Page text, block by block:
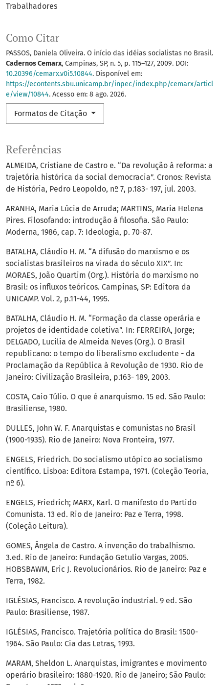
Trabalhadores
Como Citar
PASSOS, Daniela Oliveira. O início das idéias socialistas no Brasil.
Cadernos Cemarx, Campinas, SP, n. 5, p. 115–127, 2009. DOI:
10.20396/cemarx.v0i5.10844. Disponível em:
https://econtents.sbu.unicamp.br/inpec/index.php/cemarx/articl
e/view/10844. Acesso em: 8 ago. 2026.
Formatos de Citação
Referências
ALMEIDA, Cristiane de Castro e. “Da revolução à reforma: a
trajetória histórica da social democracia”. Cronos: Revista
de História, Pedro Leopoldo, nº 7, p.183- 197, jul. 2003.
ARANHA, Maria Lúcia de Arruda; MARTINS, Maria Helena
Pires. Filosofando: introdução à filosofia. São Paulo:
Moderna, 1986, cap. 7: Ideologia, p. 70-87.
BATALHA, Cláudio H. M. “A difusão do marxismo e os
socialistas brasileiros na virada do século XIX”. In:
MORAES, João Quartim (Org.). História do marxismo no
Brasil: os influxos teóricos. Campinas, SP: Editora da
UNICAMP. Vol. 2, p.11-44, 1995.
BATALHA, Cláudio H. M. “Formação da classe operária e
projetos de identidade coletiva”. In: FERREIRA, Jorge;
DELGADO, Lucilia de Almeida Neves (Org.). O Brasil
republicano: o tempo do liberalismo excludente - da
Proclamação da República à Revolução de 1930. Rio de
Janeiro: Civilização Brasileira, p.163- 189, 2003.
COSTA, Caio Túlio. O que é anarquismo. 15 ed. São Paulo:
Brasiliense, 1980.
DULLES, John W. F. Anarquistas e comunistas no Brasil
(1900-1935). Rio de Janeiro: Nova Fronteira, 1977.
ENGELS, Friedrich. Do socialismo utópico ao socialismo
científico. Lisboa: Editora Estampa, 1971. (Coleção Teoria,
nº 6).
ENGELS, Friedrich; MARX, Karl. O manifesto do Partido
Comunista. 13 ed. Rio de Janeiro: Paz e Terra, 1998.
(Coleção Leitura).
GOMES, Ângela de Castro. A invenção do trabalhismo.
3.ed. Rio de Janeiro: Fundação Getulio Vargas, 2005.
HOBSBAWM, Eric J. Revolucionários. Rio de Janeiro: Paz e
Terra, 1982.
IGLÉSIAS, Francisco. A revolução industrial. 9 ed. São
Paulo: Brasiliense, 1987.
IGLÉSIAS, Francisco. Trajetória política do Brasil: 1500-
1964. São Paulo: Cia das Letras, 1993.
MARAM, Sheldon L. Anarquistas, imigrantes e movimento
operário brasileiro: 1880-1920. Rio de Janeiro; São Paulo: